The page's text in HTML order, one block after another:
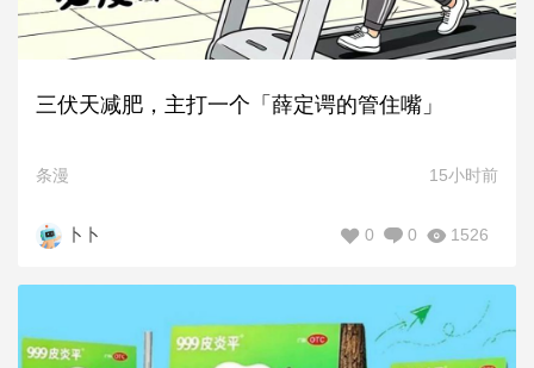
三伏天减肥，主打一个「薛定谔的管住嘴」
条漫 15小时前
卜卜 1526
0
0